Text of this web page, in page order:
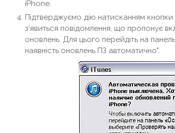
iPhone.
Підтверджуємо дію натисканням
з'явиться повідомлення, що пропонує
оновлень. Для цього перейдіть на
наявність оновлень ПЗ автоматично".